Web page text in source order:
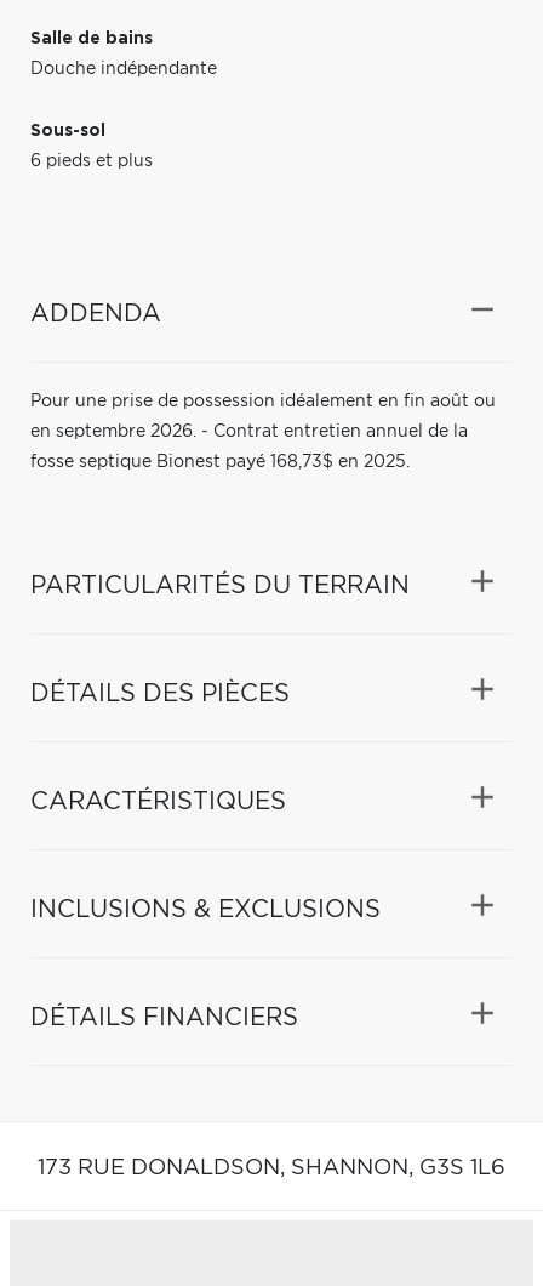
Salle de bains
Douche indépendante
Sous-sol
6 pieds et plus
ADDENDA
Pour une prise de possession idéalement en fin août ou
en septembre 2026. - Contrat entretien annuel de la
fosse septique Bionest payé 168,73$ en 2025.
PARTICULARITÉS DU TERRAIN
DÉTAILS DES PIÈCES
CARACTÉRISTIQUES
INCLUSIONS & EXCLUSIONS
DÉTAILS FINANCIERS
173 RUE DONALDSON, SHANNON, G3S 1L6